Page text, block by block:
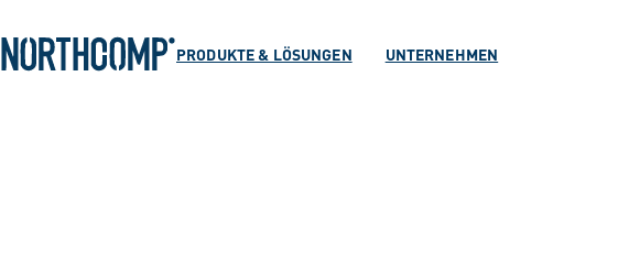
Zur Navigation springen
PRODUKTE & LÖSUNGEN UNTERNEHMEN